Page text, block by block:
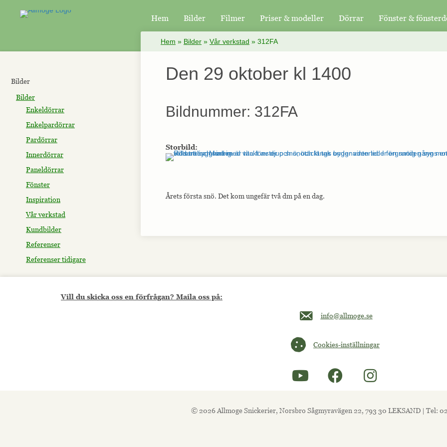
Hem Bilder Filmer Priser & modeller Dörrar Fönster &
Bilder
Bilder
Enkeldörrar
Enkelpardörrar
Pardörrar
Innerdörrar
Paneldörrar
Fönster
Inspiration
Vår verkstad
Kundbilder
Referenser
Referenser tidigare
Hem » Bilder » Vår verkstad » 312FA
Den 29 oktober kl 1400
Bildnummer: 312FA
Storbild:
Årets första snö. Det kom ungefär två dm på en dag.
Vill du skicka oss en förfrågan? Maila oss på:
Maila oss på info@allmoge.se
info@allmoge.se
Cookies-inställningar
Cookies-inställningar
© 2026 Allmoge Snickerier, Norsbro Sågmyravägen 22, 793 30 LEKSAND | Tel: